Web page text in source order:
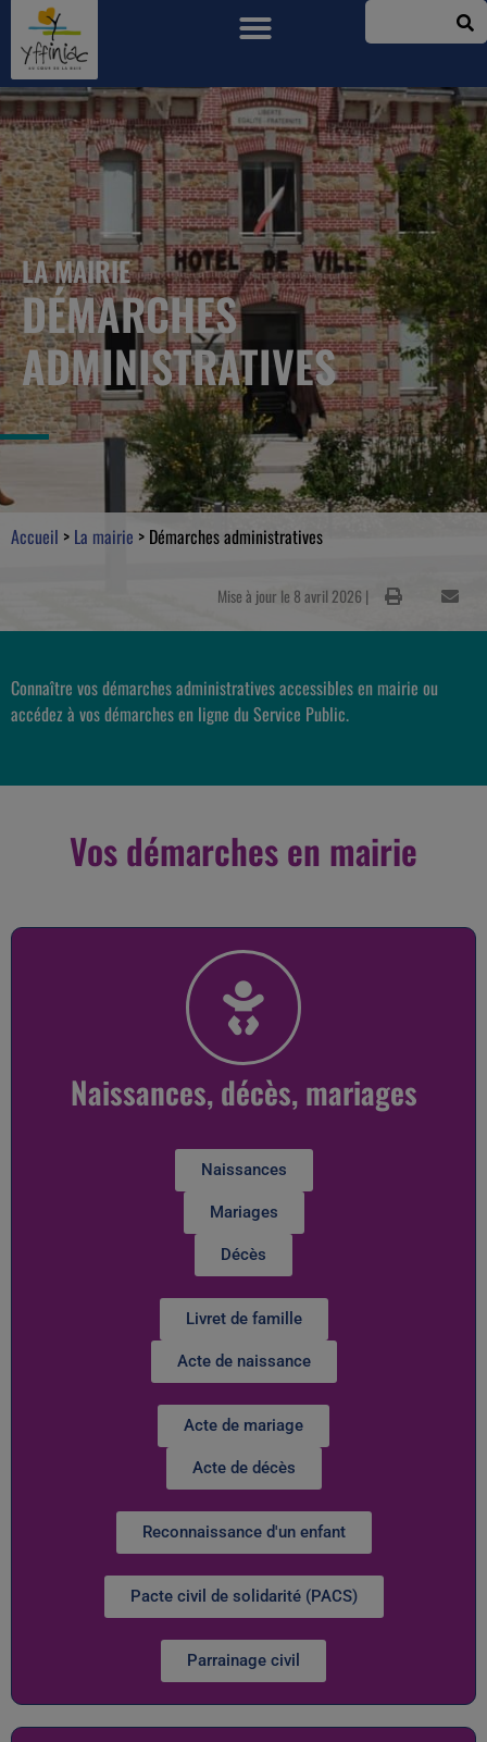
LA MAIRIE
DÉMARCHES
ADMINISTRATIVES
Accueil > La mairie > Démarches administratives
Mise à jour le 8 avril 2026 |
Connaître vos démarches administratives accessibles en mairie ou
accédez à vos démarches en ligne du Service Public.
Vos démarches en mairie
Naissances, décès, mariages
Naissances
Mariages
Décès
Livret de famille
Acte de naissance
Acte de mariage
Acte de décès
Reconnaissance d'un enfant
Pacte civil de solidarité (PACS)
Parrainage civil